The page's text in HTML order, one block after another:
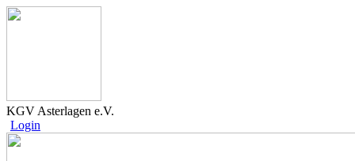
KGV Asterlagen e.V.
Login